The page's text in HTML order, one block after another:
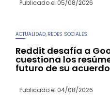
Publicado el 05/08/2026
ACTUALIDAD REDES SOCIALES
Reddit desafía a
cuestiona los
futuro de su
Publicado el 04/08/2026